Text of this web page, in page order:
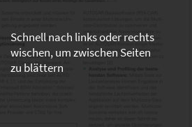
Schnell nach links oder rechts
wischen, um zwischen Seiten
zu blättern